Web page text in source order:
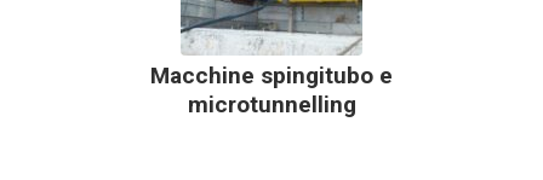
Macchine spingitubo e
microtunnelling